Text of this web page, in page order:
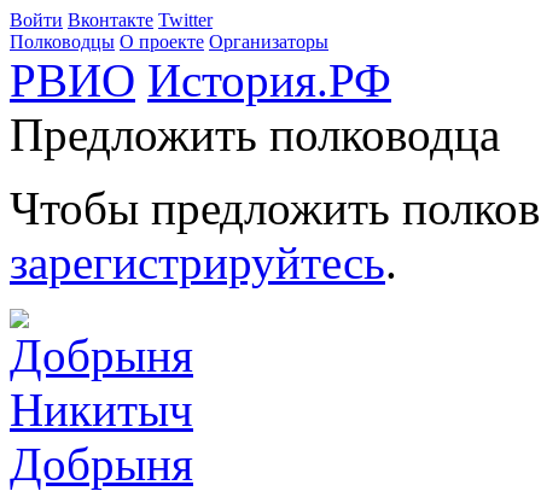
Войти Вконтакте Twitter
Полководцы О проекте Организаторы
РВИО История.РФ
Предложить полководца
Чтобы предложить
зарегистрируйтесь.
Добрыня